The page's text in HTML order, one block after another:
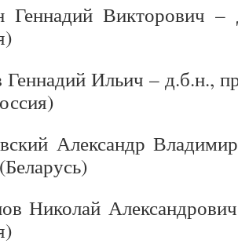
Геннадий Викторович
Геннадий Ильич – д.б.н.,
Александр
Николай